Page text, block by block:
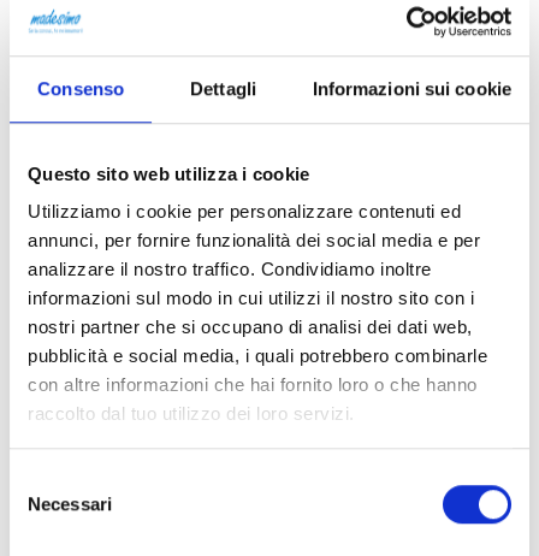
Consenso Dettagli Informazioni sui cookie
Questo sito web utilizza i cookie
Utilizziamo i cookie per personalizzare contenuti ed
annunci, per fornire funzionalità dei social media e per
analizzare il nostro traffico. Condividiamo inoltre
informazioni sul modo in cui utilizzi il nostro sito con i
nostri partner che si occupano di analisi dei dati web,
pubblicità e social media, i quali potrebbero combinarle
con altre informazioni che hai fornito loro o che hanno
raccolto dal tuo utilizzo dei loro servizi.
delNecessari
costante ricerca di nuove linee e nuovi stimoli tra le
This page can't load Google Maps correctly.
Do you own this website? OK